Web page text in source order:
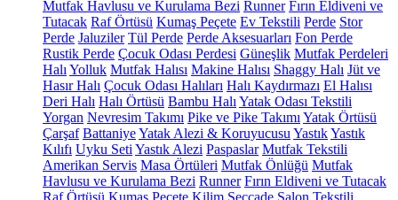
Mutfak Havlusu ve Kurulama Bezi Runner Fırın Eldiveni ve
Tutacak Raf Örtüsü Kumaş Peçete Ev Tekstili Perde Stor
Perde Jaluziler Tül Perde Perde Aksesuarları Fon Perde
Rustik Perde Çocuk Odası Perdesi Güneşlik Mutfak Perdeleri
Halı Yolluk Mutfak Halısı Makine Halısı Shaggy Halı Jüt ve
Hasır Halı Çocuk Odası Halıları Halı Kaydırmazı El Halısı
Deri Halı Halı Örtüsü Bambu Halı Yatak Odası Tekstili
Yorgan Nevresim Takımı Pike ve Pike Takımı Yatak Örtüsü
Çarşaf BattaniyeYatak Alezi & Koruyucusu YastıkYastık
Kılıfı Uyku Seti Yastık Alezi Paspaslar Mutfak Tekstili
Amerikan Servis Masa Örtüleri Mutfak Önlüğü Mutfak
Havlusu ve Kurulama Bezi Runner Fırın Eldiveni ve Tutacak
Raf Örtüsü Kumaş Peçete Kilim Seccade Salon Tekstili